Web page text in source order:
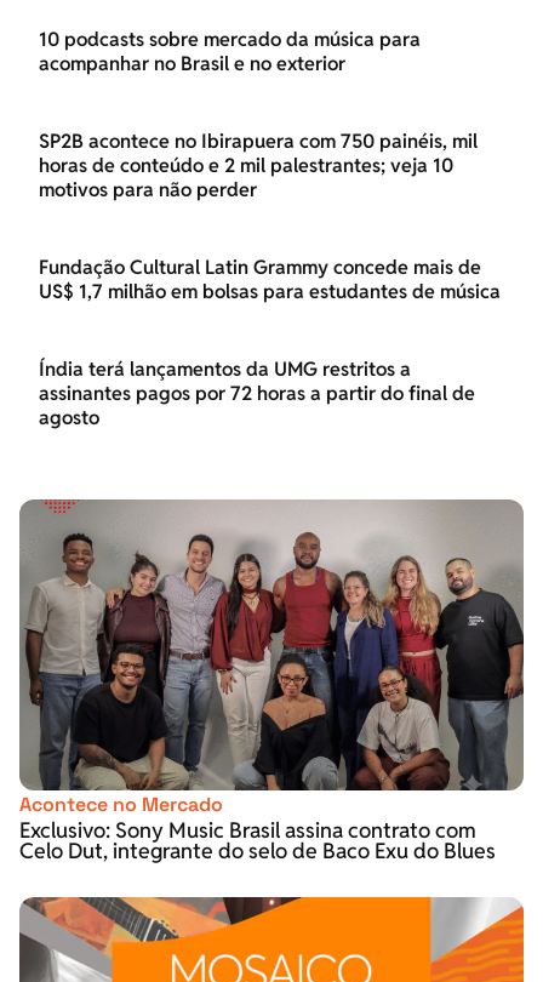
10 podcasts sobre mercado da música para
acompanhar no Brasil e no exterior
SP2B acontece no Ibirapuera com 750 painéis, mil
horas de conteúdo e 2 mil palestrantes; veja 10
motivos para não perder
Fundação Cultural Latin Grammy concede mais de
US$ 1,7 milhão em bolsas para estudantes de música
Índia terá lançamentos da UMG restritos a
assinantes pagos por 72 horas a partir do final de
agosto
Acontece no Mercado
Exclusivo: Sony Music Brasil assina contrato com
Celo Dut, integrante do selo de Baco Exu do Blues